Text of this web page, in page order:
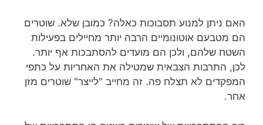
האם ניתן למנוע תסבוכות כאלה? כמובן שלא. שוטרים
הם מטבעם אוטונומיים הרבה יותר מחיילים בפעילות
השטח שלהם, ולכן הם מועדים להסתבכות אף יותר.
לכן, התרבות הצבאית שמטילה את האחריות על כתפי
המפקדים לא תצלח פה. זה מחייב "לייצר" שוטרים מזן
אחר.